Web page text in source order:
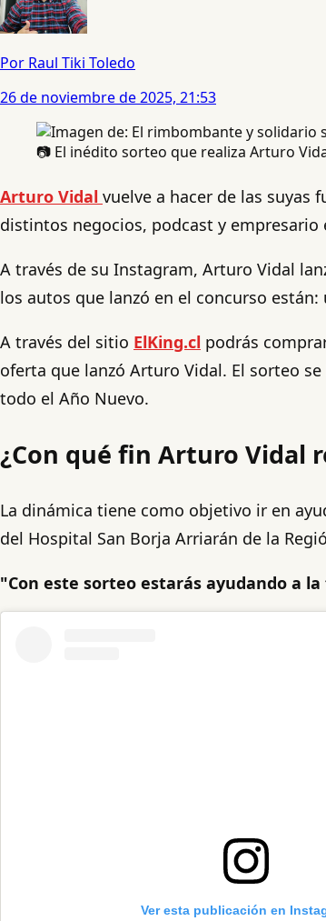
Por Raul Tiki Toledo
26 de noviembre de 2025, 21:53
📷 El inédito sorteo que realiza Arturo
Arturo Vidal vuelve a hacer de las suyas
distintos negocios, podcast y
A través de su Instagram, Arturo Vidal
los autos que lanzó en el concurso están:
A través del sitio ElKing.cl podrás
oferta que lanzó Arturo Vidal. El sorteo
todo el Año Nuevo.
¿Con qué fin Arturo Vidal
La dinámica tiene como objetivo ir en
del Hospital San Borja Arriarán de la
"Con este sorteo estarás ayudando a
Ver esta publicación en